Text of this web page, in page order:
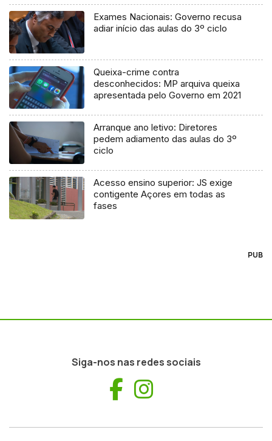
Exames Nacionais: Governo recusa
adiar início das aulas do 3º ciclo
Queixa-crime contra
desconhecidos: MP arquiva queixa
apresentada pelo Governo em 2021
Arranque ano letivo: Diretores
pedem adiamento das aulas do 3º
ciclo
Acesso ensino superior: JS exige
contigente Açores em todas as
fases
PUB
Siga-nos nas redes sociais
Facebook